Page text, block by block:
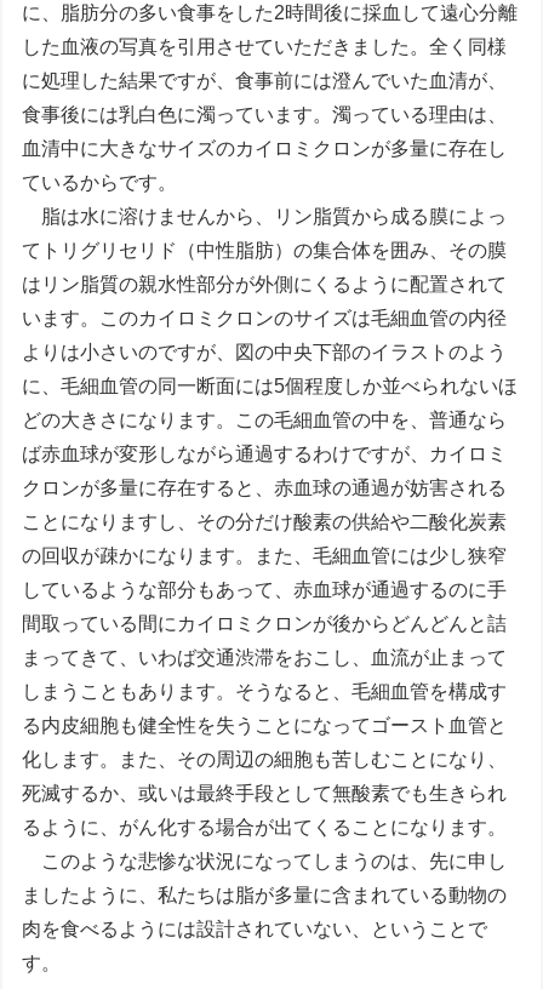
に、脂肪分の多い食事をした2時間後に採血して遠心分離
した血液の写真を引用させていただきました。全く同様
に処理した結果ですが、食事前には澄んでいた血清が、
食事後には乳白色に濁っています。濁っている理由は、
血清中に大きなサイズのカイロミクロンが多量に存在し
ているからです。
脂は水に溶けませんから、リン脂質から成る膜によっ
てトリグリセリド（中性脂肪）の集合体を囲み、その膜
はリン脂質の親水性部分が外側にくるように配置されて
います。このカイロミクロンのサイズは毛細血管の内径
よりは小さいのですが、図の中央下部のイラストのよう
に、毛細血管の同一断面には5個程度しか並べられないほ
どの大きさになります。この毛細血管の中を、普通なら
ば赤血球が変形しながら通過するわけですが、カイロミ
クロンが多量に存在すると、赤血球の通過が妨害される
ことになりますし、その分だけ酸素の供給や二酸化炭素
の回収が疎かになります。また、毛細血管には少し狭窄
しているような部分もあって、赤血球が通過するのに手
間取っている間にカイロミクロンが後からどんどんと詰
まってきて、いわば交通渋滞をおこし、血流が止まって
しまうこともあります。そうなると、毛細血管を構成す
る内皮細胞も健全性を失うことになってゴースト血管と
化します。また、その周辺の細胞も苦しむことになり、
死滅するか、或いは最終手段として無酸素でも生きられ
るように、がん化する場合が出てくることになります。
このような悲惨な状況になってしまうのは、先に申し
ましたように、私たちは脂が多量に含まれている動物の
肉を食べるようには設計されていない、ということで
す。